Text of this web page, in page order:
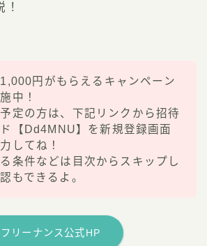
円がもらえるキャンペーン
中！
定の方は、下記リンクから招待
【Dd4MNU】を新規登録画面
してね！
条件などは目次からスキップし
もできるよ。
フリーナンス公式HP